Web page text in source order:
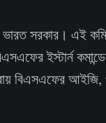
ভারত সরকার। এই
ইস্টার্ন
বিএসএফের আইজি,